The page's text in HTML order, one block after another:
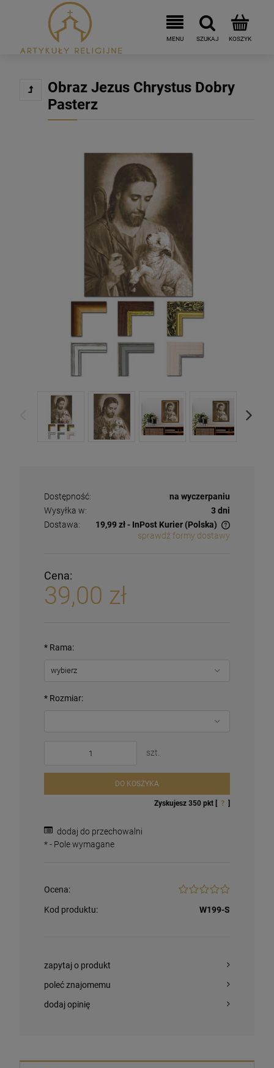
Wyszyński
Obraz Jezus Chrystus Dobry
Pasterz
Dostępność:
na wyczerpaniu
Wysyłka w:
3 dni
Dostawa:
19,99 zł- InPost Kurier (Polska)
sprawdź formy dostawy
Cena:
39,00 zł
* Rama:
* Rozmiar:
szt.
DO KOSZYKA
Zyskujesz 350 pkt [ ? ]
dodaj do przechowalni
*- Pole wymagane
Ocena:
Kod produktu: W199-S
zapytaj o produkt
poleć znajomemu
dodaj opinię